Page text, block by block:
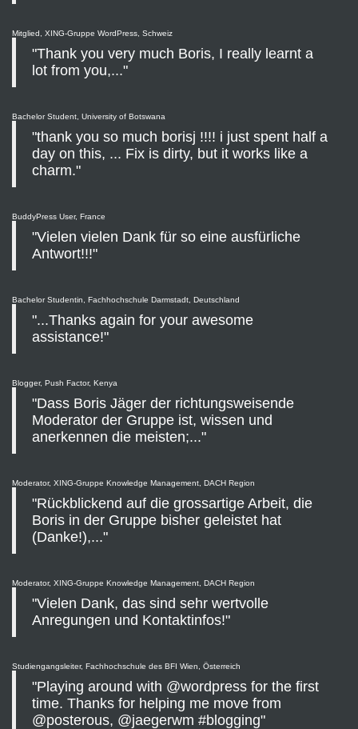
Mitglied, XING-Gruppe WordPress, Schweiz
"Thank you very much Boris, I really learnt a
lot from you,..."
Bachelor Student, University of Botswana
"thank you so much borisj !!!! i just spent half a
day on this, ... Fix is dirty, but it works like a
charm."
BuddyPress User, France
"Vielen vielen Dank für so eine ausfürliche
Antwort!!!"
Bachelor Studentin, Fachhochschule Darmstadt, Deutschland
"...Thanks again for your awesome
assistance!"
Blogger, Push Factor, Kenya
"Dass Boris Jäger der richtungsweisende
Moderator der Gruppe ist, wissen und
anerkennen die meisten;..."
Moderator, XING-Gruppe Knowledge Management, DACH Region
"Rückblickend auf die grossartige Arbeit, die
Boris in der Gruppe bisher geleistet hat
(Danke!),..."
Moderator, XING-Gruppe Knowledge Management, DACH Region
"Vielen Dank, das sind sehr wertvolle
Anregungen und Kontaktinfos!"
Studiengangsleiter, Fachhochschule des BFI Wien, Österreich
"Playing around with @wordpress for the first
time. Thanks for helping me move from
@posterous, @jaegerwm #blogging"